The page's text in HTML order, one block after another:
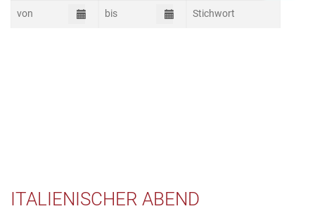
ITALIENISCHER ABEND